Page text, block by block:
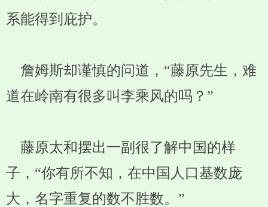
系能得到庇护。
詹姆斯却谨慎的问道，“藤原先生，难
道在岭南有很多叫李乘风的吗？”
藤原太和摆出一副很了解中国的样
子，“你有所不知，在中国人口基数庞
大，名字重复的数不胜数。”